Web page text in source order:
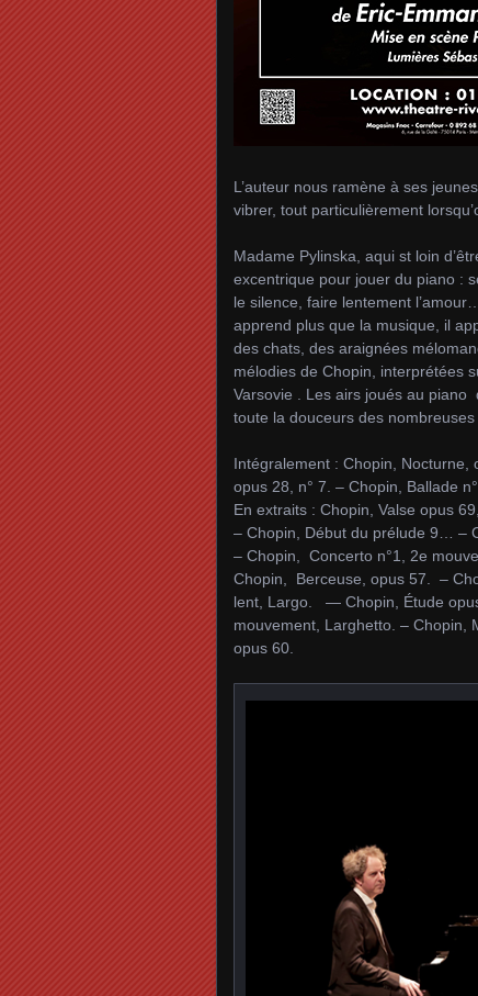
L’auteur nous ramène à ses
vibrer, tout particulièrement
Madame Pylinska, aqui st loin
excentrique pour jouer du piano :
le silence, faire lentement
apprend plus que la musique, il
des chats, des araignées
mélodies de Chopin, interprétées
Varsovie . Les airs joués au
toute la douceurs des
Intégralement : Chopin, Nocturne,
opus 28, n° 7. – Chopin, Ballade
En extraits : Chopin, Valse opus
– Chopin, Début du prélude 9… –
– Chopin, Concerto n°1, 2e
Chopin, Berceuse, opus 57. –
lent, Largo. — Chopin, Étude
mouvement, Larghetto. – Chopin,
opus 60.